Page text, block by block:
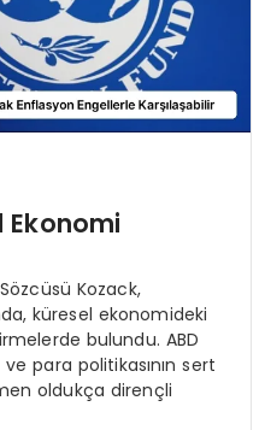
Ekonomi
Kozack,
küresel ekonomideki
bulundu. ABD
para politikasının sert
oldukça dirençli